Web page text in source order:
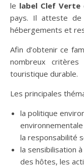
le label Clef Verte
pays. Il atteste de
hébergements et
Afin d’obtenir ce
nombreux
touristique durable.
Les principales
la politique
la responsabilité
la sensibilisation
des hôtes, les